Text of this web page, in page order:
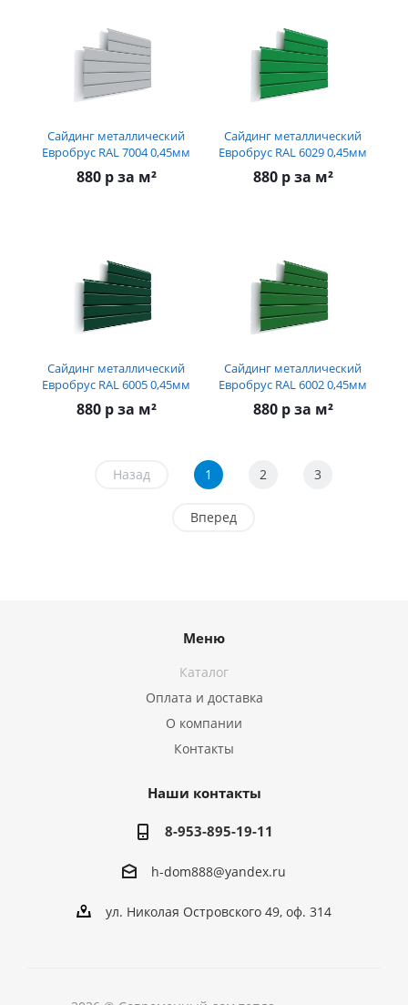
Сайдинг металлический
Евробрус RAL 7004 0,45мм
880 р за м²
Сайдинг металлический
Евробрус RAL 6029 0,45мм
880 р за м²
Сайдинг металлический
Евробрус RAL 6005 0,45мм
880 р за м²
Сайдинг металлический
Евробрус RAL 6002 0,45мм
880 р за м²
Назад 1 2 3
Вперед
Меню
Каталог
Оплата и доставка
О компании
Контакты
Наши контакты
8-953-895-19-11
h-dom888@yandex.ru
ул. Николая Островского 49, оф. 314